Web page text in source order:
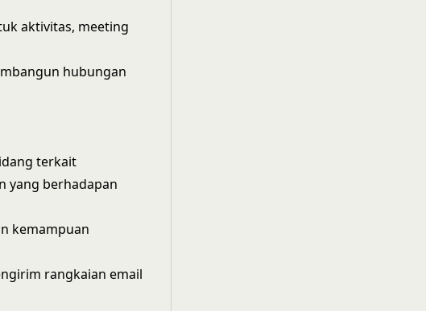
aktivitas, meeting
hubungan
terkait
yang berhadapan
kemampuan
rangkaian email